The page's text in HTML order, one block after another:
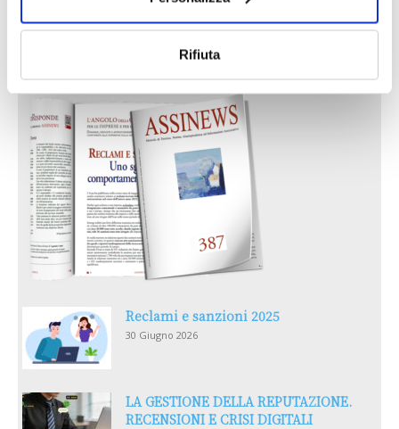
Rifiuta
IL MENSILE ASSINEWS LUGLIO-
Reclami e sanzioni 2025
30 Giugno 2026
LA GESTIONE DELLA REPUTAZIONE.
RECENSIONI E CRISI DIGITALI